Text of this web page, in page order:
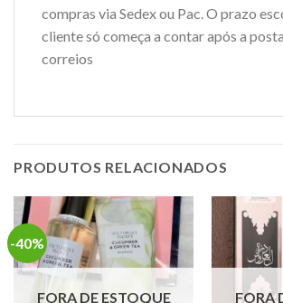
compras via Sedex ou Pac. O prazo
cliente só começa a contar após a
correios
PRODUTOS RELACIONADOS
-40%
FORA DE ESTOQUE FORA